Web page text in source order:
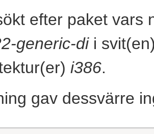
efter paket vars
generic-dii
i386.
gav dessvärre